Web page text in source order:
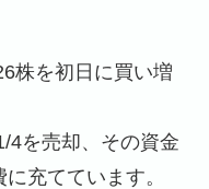
株を初日に買い増
4を売却、その資金
充てています。